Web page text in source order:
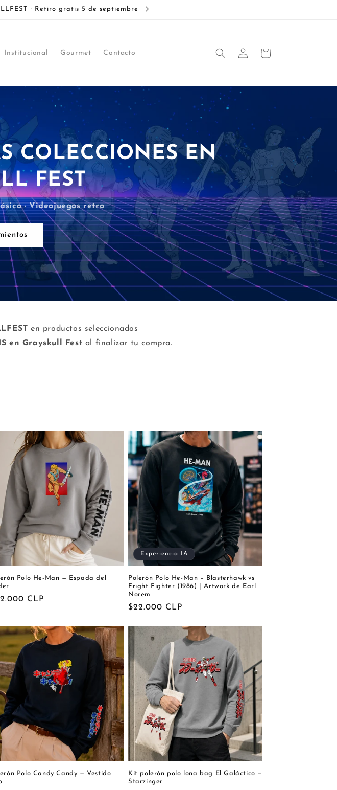
· Retiro gratis 5 de septiembre
Institucional Gourmet Contacto
sesión
Carrito
COLECCIONES EN
FEST
· Videojuegos retro
en productos seleccionados
en Grayskull Fest al finalizar tu compra.
Polo He-Man — Espada del
CLP
Experiencia IA
Polerón Polo He-Man – Blasterhawk vs
Fright Fighter (1986) | Artwork de Earl
Norem
Precio
$22.000 CLP
Polo Candy Candy — Vestido
Kit polerón polo lona bag El Galáctico —
Starzinger